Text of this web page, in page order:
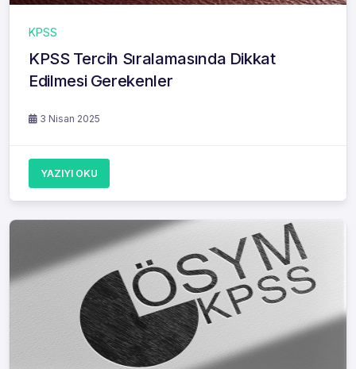
KPSS
KPSS Tercih Sıralamasında Dikkat
Edilmesi Gerekenler
3 Nisan 2025
YAZIYI OKU